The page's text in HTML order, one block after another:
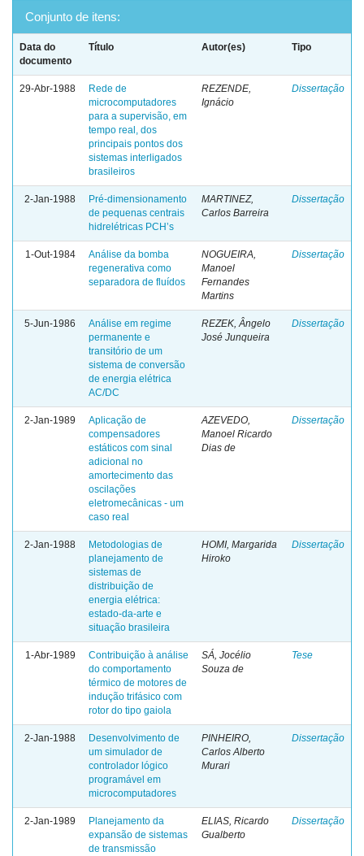
Conjunto de itens:
Data do
documento
Título Autor(es) Tipo
29-Abr-1988
Rede de
microcomputadores
para a supervisão, em
tempo real, dos
principais pontos dos
sistemas interligados
brasileiros
REZENDE,
Ignácio
Dissertação
2-Jan-1988
Pré-dimensionamento
de pequenas centrais
hidrelétricas PCH’s
MARTINEZ,
Carlos Barreira
Dissertação
1-Out-1984
Análise da bomba
regenerativa como
separadora de fluídos
NOGUEIRA,
Manoel
Fernandes
Martins
Dissertação
5-Jun-1986
Análise em regime
permanente e
transitório de um
sistema de conversão
de energia elétrica
AC/DC
REZEK, Ângelo
José Junqueira
Dissertação
2-Jan-1989
Aplicação de
compensadores
estáticos com sinal
adicional no
amortecimento das
oscilações
eletromecânicas - um
caso real
AZEVEDO,
Manoel Ricardo
Dias de
Dissertação
2-Jan-1988
Metodologias de
planejamento de
sistemas de
distribuição de
energia elétrica:
estado-da-arte e
situação brasileira
HOMI, Margarida
Hiroko
Dissertação
1-Abr-1989
Contribuição à análise
do comportamento
térmico de motores de
indução trifásico com
rotor do tipo gaiola
SÁ, Jocélio
Souza de
Tese
2-Jan-1988
Desenvolvimento de
um simulador de
controlador lógico
programável em
microcomputadores
PINHEIRO,
Carlos Alberto
Murari
Dissertação
2-Jan-1989
Planejamento da
expansão de sistemas
de transmissão
ELIAS, Ricardo
Gualberto
Dissertação